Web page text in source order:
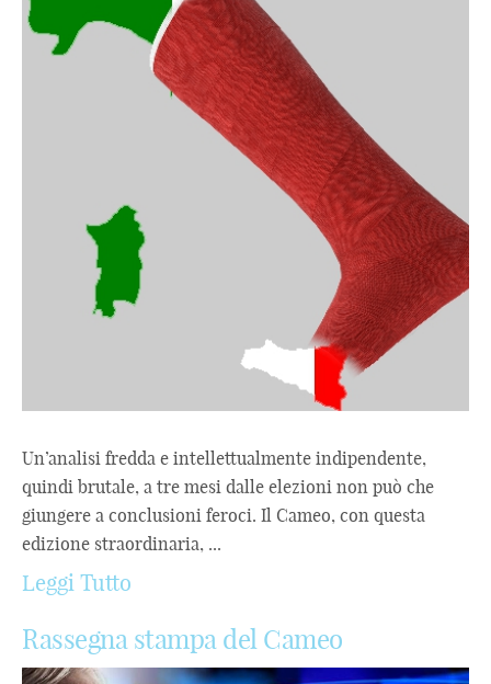
Un’analisi fredda e intellettualmente indipendente,
quindi brutale, a tre mesi dalle elezioni non può che
giungere a conclusioni feroci. Il Cameo, con questa
edizione straordinaria, ...
Leggi Tutto
Rassegna stampa del Cameo